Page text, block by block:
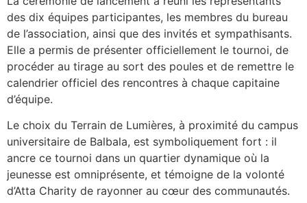
des dix équipes participantes, les membres du bureau
de l’association, ainsi que des invités et sympathisants.
Elle a permis de présenter officiellement le tournoi, de
procéder au tirage au sort des poules et de remettre le
calendrier officiel des rencontres à chaque capitaine
d’équipe.
Le choix du Terrain de Lumières, à proximité du campus
universitaire de Balbala, est symboliquement fort : il
ancre ce tournoi dans un quartier dynamique où la
jeunesse est omniprésente, et témoigne de la volonté
d’Atta Charity de rayonner au cœur des communautés.